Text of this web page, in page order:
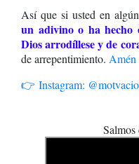
Así que si usted en
un adivino o ha hecho
Dios arrodíllese y de
de arrepentimiento. Amén
👉 Instagram: